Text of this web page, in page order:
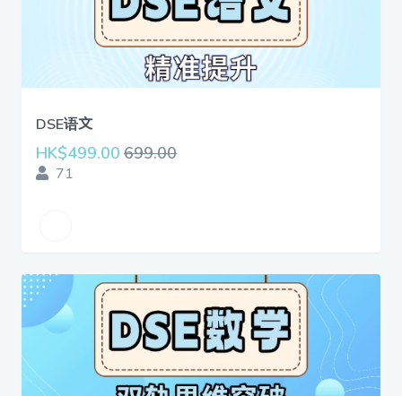
DSE语文
HK$499.00 699.00
71